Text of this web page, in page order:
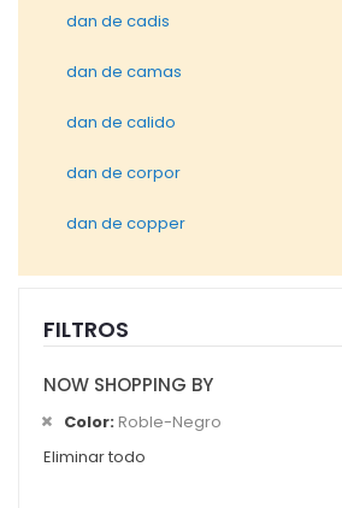
dan de cadis
dan de camas
dan de calido
dan de corpor
dan de copper
FILTROS
NOW SHOPPING BY
Color Roble-Negro
Eliminar todo